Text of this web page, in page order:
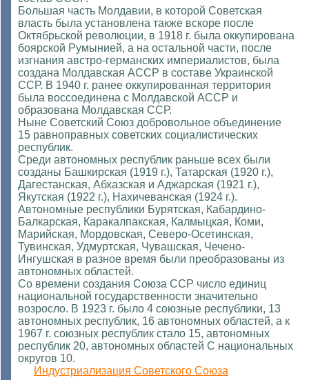
Большая часть Молдавии, в которой Советская
власть была установлена также вскоре после
Октябрьской революции, в 1918 г. была оккупирована
боярской Румынией, а на остальной части, после
изгнания австро-германских империалистов, была
создана Молдавская АССР в составе Украинской
ССР. В 1940 г. ранее оккупированная территория
была воссоединена с Молдавской АССР и
образована Молдавская ССР.
Ныне Советский Союз добровольное объединение
15 равноправных советских социалистических
республик.
Среди автономных республик раньше всех были
созданы Башкирская (1919 г.), Татарская (1920 г.),
Дагестанская, Абхазская и Аджарская (1921 г.),
Якутская (1922 г.), Нахичеванская (1924 г.).
Автономные республики Бурятская, Кабардино-
Балкарская, Каракалпакская, Калмыцкая, Коми,
Марийская, Мордовская, Северо-Осетинская,
Тувинская, Удмуртская, Чувашская, Чечено-
Ингушская в разное время были преобразованы из
автономных областей.
Со времени создания Союза ССР число единиц
национальной государственности значительно
возросло. В 1923 г. было 4 союзные республики, 13
автономных республик, 16 автономных областей, а к
1967 г. союзных республик стало 15, автономных
республик 20, автономных областей C национальных
округов 10.
Индустриализация Советского Союза